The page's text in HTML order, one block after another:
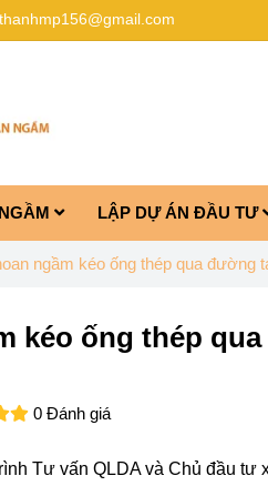
LẬP DỰ ÁN ĐẦU TƯ
ngầm kéo ống thép qua đường
kéo ống thép
0 Đánh giá
Tư vấn QLDA và Chủ đầu tư